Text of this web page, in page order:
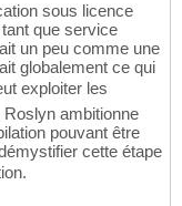
sous licence
que service
un peu comme une
globalement ce qui
exploiter les
ambitionne
pouvant être
cette étape